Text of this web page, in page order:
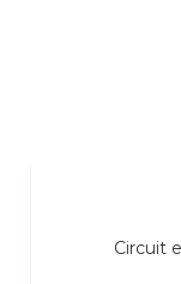
Circuit